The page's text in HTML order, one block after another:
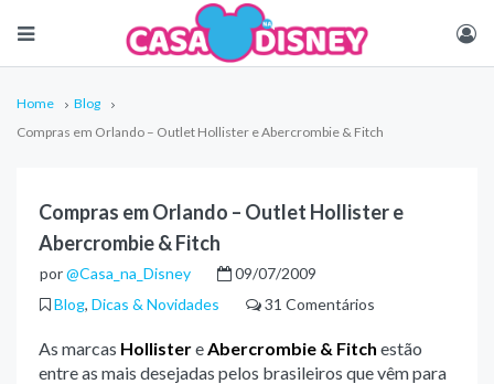
Home
Blog
Compras em Orlando – Outlet Hollister e Abercrombie & Fitch
Compras em Orlando – Outlet Hollister e
Abercrombie & Fitch
por@Casa_na_Disney
09/07/2009
Blog, Dicas & Novidades 31 Comentários
As marcas HollistereAbercrombie & Fitch estão
entre as mais desejadas pelos brasileiros que vêm para